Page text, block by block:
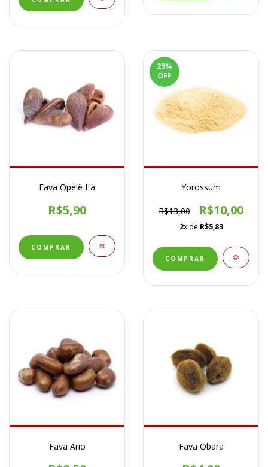
Fava Opelê Ifá
R$5,90
23%
OFF
Yorossum
R$13,00 R$10,00
2x de R$5,83
Fava Ario Fava Obara